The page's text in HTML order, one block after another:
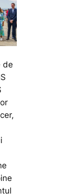
de